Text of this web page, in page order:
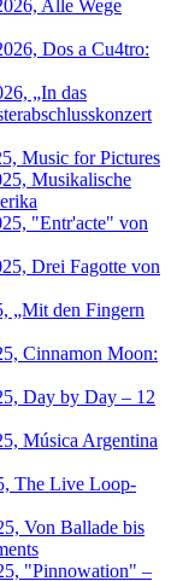
Alle Wege
Dos a Cu4tro:
„In das
Music for Pictures
Musikalische
"Entr'acte" von
Drei Fagotte von
„Mit den Fingern
Cinnamon Moon:
Day by Day – 12
Música Argentina
The Live Loop-
Von Ballade bis
"Pinnowation" –